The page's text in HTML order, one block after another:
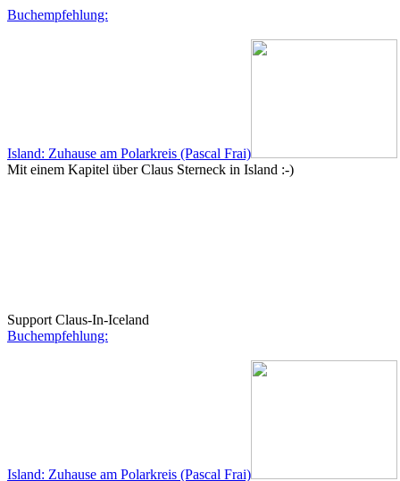
Buchempfehlung:
Island: Zuhause am Polarkreis (Pascal Frai)
Mit einem Kapitel über Claus Sterneck in Island :-)
Support Claus-In-Iceland
Buchempfehlung:
Island: Zuhause am Polarkreis (Pascal Frai)